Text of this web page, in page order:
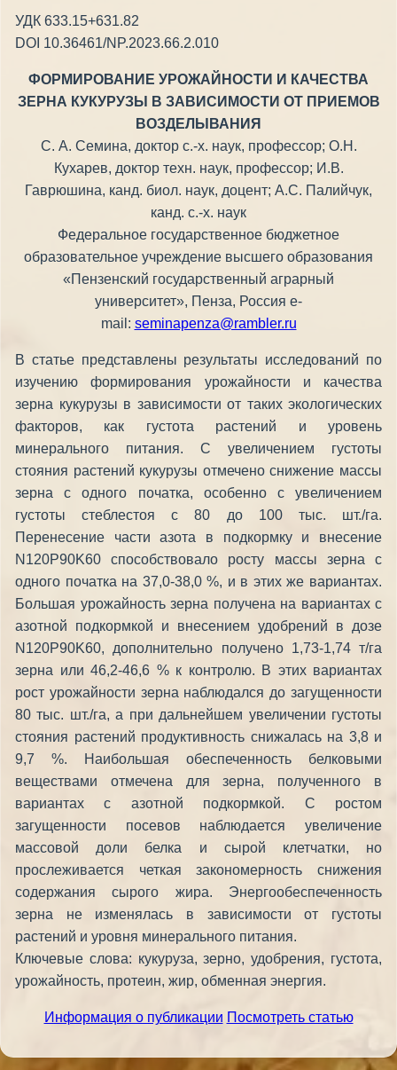
УДК 633.15+631.82
DOI 10.36461/NP.2023.66.2.010
ФОРМИРОВАНИЕ УРОЖАЙНОСТИ И КАЧЕСТВА
ЗЕРНА КУКУРУЗЫ В ЗАВИСИМОСТИ ОТ ПРИЕМОВ
ВОЗДЕЛЫВАНИЯ
С. А. Семина, доктор с.-х. наук, профессор; О.Н.
Кухарев, доктор техн. наук, профессор; И.В.
Гаврюшина, канд. биол. наук, доцент; А.С. Палийчук,
канд. с.-х. наук
Федеральное государственное бюджетное
образовательное учреждение высшего образования
«Пензенский государственный аграрный
университет», Пенза, Россия e-
mail: seminapenza@rambler.ru
В статье представлены результаты исследований по
изучению формирования урожайности и качества
зерна кукурузы в зависимости от таких экологических
факторов, как густота растений и уровень
минерального питания. С увеличением густоты
стояния растений кукурузы отмечено снижение массы
зерна с одного початка, особенно с увеличением
густоты стеблестоя с 80 до 100 тыс. шт./га.
Перенесение части азота в подкормку и внесение
N120P90K60 способствовало росту массы зерна с
одного початка на 37,0-38,0 %, и в этих же вариантах.
Большая урожайность зерна получена на вариантах с
азотной подкормкой и внесением удобрений в дозе
N120P90K60, дополнительно получено 1,73-1,74 т/га
зерна или 46,2-46,6 % к контролю. В этих вариантах
рост урожайности зерна наблюдался до загущенности
80 тыс. шт./га, а при дальнейшем увеличении густоты
стояния растений продуктивность снижалась на 3,8 и
9,7 %. Наибольшая обеспеченность белковыми
веществами отмечена для зерна, полученного в
вариантах с азотной подкормкой. С ростом
загущенности посевов наблюдается увеличение
массовой доли белка и сырой клетчатки, но
прослеживается четкая закономерность снижения
содержания сырого жира. Энергообеспеченность
зерна не изменялась в зависимости от густоты
растений и уровня минерального питания.
Ключевые слова: кукуруза, зерно, удобрения, густота,
урожайность, протеин, жир, обменная энергия.
Информация о публикации Посмотреть статью